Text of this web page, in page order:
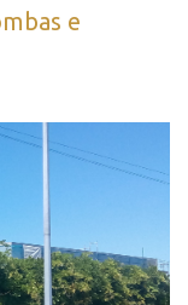
e